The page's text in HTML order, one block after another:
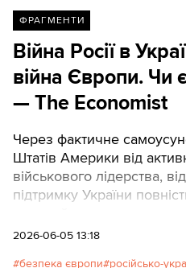
ФРАГМЕНТИ
Війна Росії в
війна Європи. Чи є
— The Economist
Через фактичне
Штатів Америки від
військового лідерства,
підтримку України
2026-06-05 13:18
безпека європи російсько-